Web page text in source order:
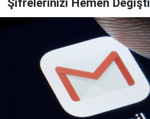
Şifrelerinizi Hemen